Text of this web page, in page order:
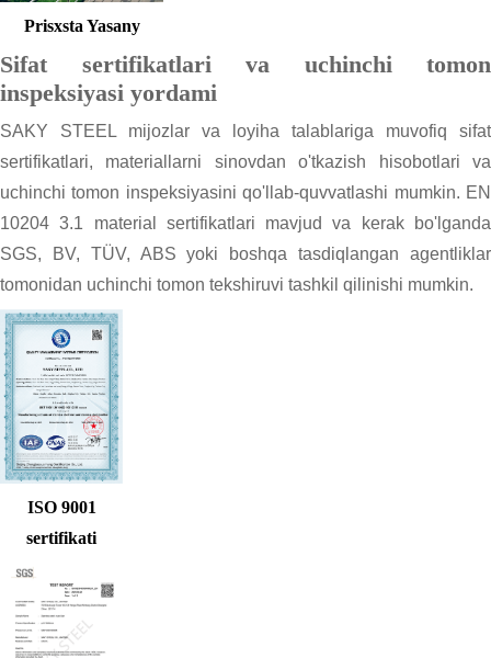
Prisxsta Yasany
Sifat sertifikatlari va uchinchi tomon
inspeksiyasi yordami
SAKY STEEL mijozlar va loyiha talablariga muvofiq sifat
sertifikatlari, materiallarni sinovdan o'tkazish hisobotlari va
uchinchi tomon inspeksiyasini qo'llab-quvvatlashi mumkin. EN
10204 3.1 material sertifikatlari mavjud va kerak bo'lganda
SGS, BV, TÜV, ABS yoki boshqa tasdiqlangan agentliklar
tomonidan uchinchi tomon tekshiruvi tashkil qilinishi mumkin.
ISO 9001
sertifikati